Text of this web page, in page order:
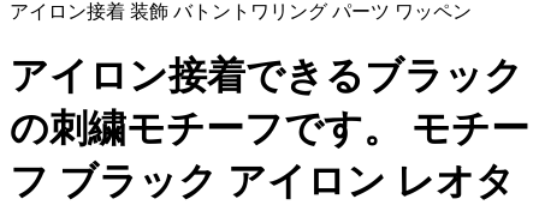
アイロン接着 装飾 バトントワリング パーツ ワッペン
アイロン接着できるブラック
の刺繍モチーフです。 モチー
フ ブラック アイロン レオタ